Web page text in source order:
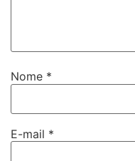
Nome *
E-mail *